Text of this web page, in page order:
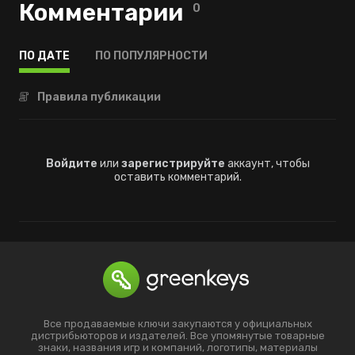
Комментарии 0
ПО ДАТЕ ПО ПОПУЛЯРНОСТИ
Правила публикации
Войдите или зарегистрируйте аккаунт, чтобы
оставить комментарий.
Все продаваемые ключи закупаются у официальных
дистрибьюторов и издателей. Все упомянутые товарные
знаки, названия игр и компаний, логотипы, материалы